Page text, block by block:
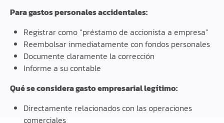
Para gastos personales accidentales:
Registrar como “préstamo de accionista a empresa”
Reembolsar inmediatamente con fondos personales
Documente claramente la corrección
Informe a su contable
Qué se considera gasto empresarial legítimo:
Directamente relacionados con las operaciones
comerciales